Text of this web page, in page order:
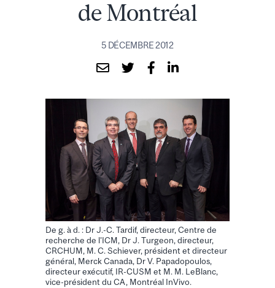
de Montréal
5 DÉCEMBRE 2012
De g. à d. : Dr J.-C. Tardif, directeur, Centre de
recherche de l'ICM, Dr J. Turgeon, directeur,
CRCHUM, M. C. Schiever, président et directeur
général, Merck Canada, Dr V. Papadopoulos,
directeur exécutif, IR-CUSM et M. M. LeBlanc,
vice-président du CA, Montréal InVivo.